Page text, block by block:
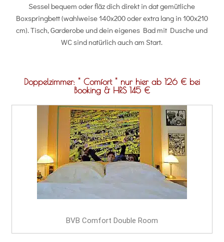
Sessel bequem oder fläz dich direkt in dat gemütliche
Boxspringbett (wahlweise 140x200 oder extra lang in 100x210
cm). Tisch, Garderobe und dein eigenes Bad mit Dusche und
WC sind natürlich auch am Start.
Doppelzimmer: " Comfort " nur hier ab 126 € bei
Booking & HRS 145 €
BVB Comfort Double Room